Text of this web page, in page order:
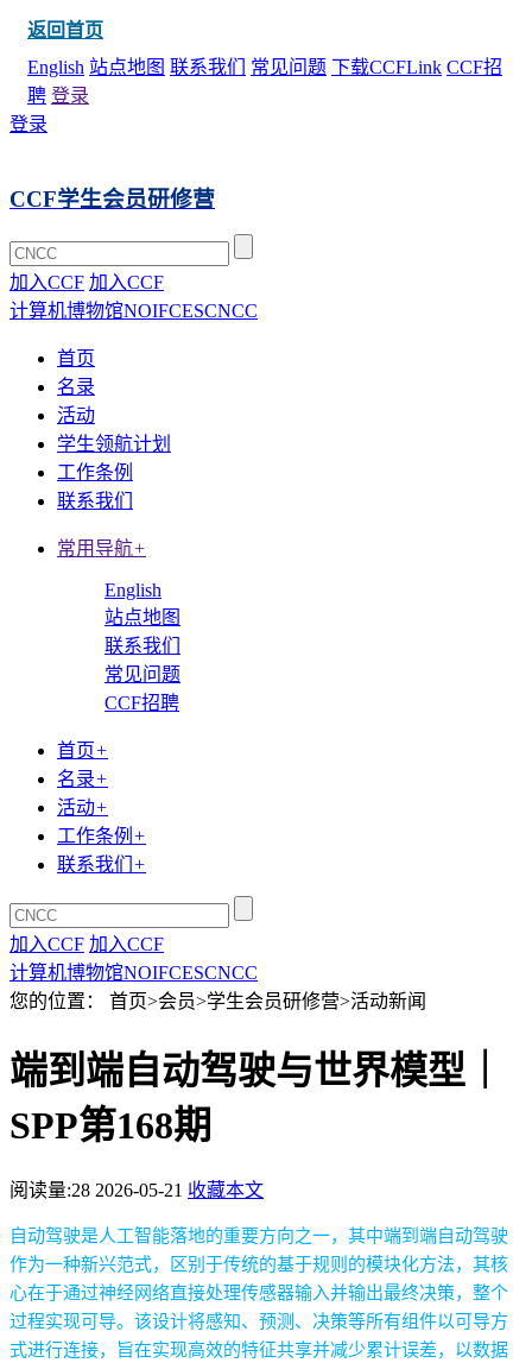
返回首页
English 站点地图 联系我们 常见问题 下载CCFLink CCF招
聘 登录
登录
CCF学生会员研修营
加入CCF 加入CCF
计算机博物馆NOIFCESCNCC
首页
名录
活动
学生领航计划
工作条例
联系我们
常用导航+
English
站点地图
联系我们
常见问题
CCF招聘
首页+
名录+
活动+
工作条例 +
联系我们 +
加入CCF 加入CCF
计算机博物馆NOIFCESCNCC
您的位置： 首页>会员>学生会员研修营>活动新闻
端到端自动驾驶与世界模型｜
SPP第168期
阅读量:28 2026-05-21 收藏本文
自动驾驶是人工智能落地的重要方向之一，其中端到端自动驾驶
作为一种新兴范式，区别于传统的基于规则的模块化方法，其核
心在于通过神经网络直接处理传感器输入并输出最终决策，整个
过程实现可导。该设计将感知、预测、决策等所有组件以可导方
式进行连接，旨在实现高效的特征共享并减少累计误差，以数据